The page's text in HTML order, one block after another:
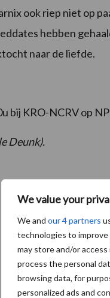
We value your
We and our 4 partners
technologies to
may store and/or
process the personal
browsing data, for
personalized ads and
ook riep niet op
hebben
naar de liefde.
bij KRO-NCRV op
Deunk).